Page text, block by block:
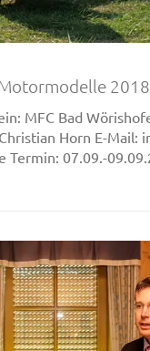
2018
MFC Bad
Horn E-Mail:
Termin: 07.09.-